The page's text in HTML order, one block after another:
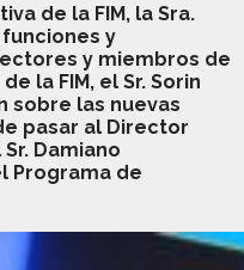
de la FIM, la Sra.
y
y miembros de
la FIM, el Sr. Sorin
sobre las nuevas
pasar al Director
Sr. Damiano
Programa de